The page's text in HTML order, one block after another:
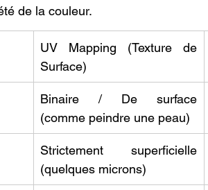
de la couleur.
UV Mapping (Texture de
Surface)
Binaire / De surface
(comme peindre une peau)
Strictement superficielle
(quelques microns)